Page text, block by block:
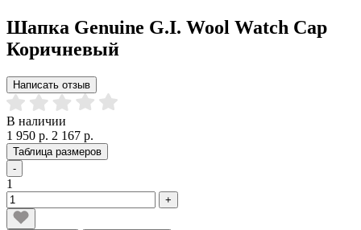
Шапка Genuine G.I. Wool Watch Cap
Коричневый
Написать отзыв
В наличии
1 950 р. 2 167 р.
Таблица размеров
-
1
+